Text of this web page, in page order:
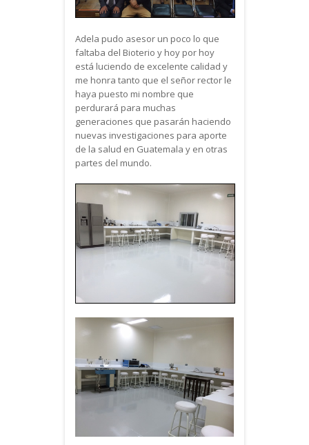
Adela pudo asesor un poco lo que
faltaba del Bioterio y hoy por hoy
está luciendo de excelente calidad y
me honra tanto que el señor rector le
haya puesto mi nombre que
perdurará para muchas
generaciones que pasarán haciendo
nuevas investigaciones para aporte
de la salud en Guatemala y en otras
partes del mundo.